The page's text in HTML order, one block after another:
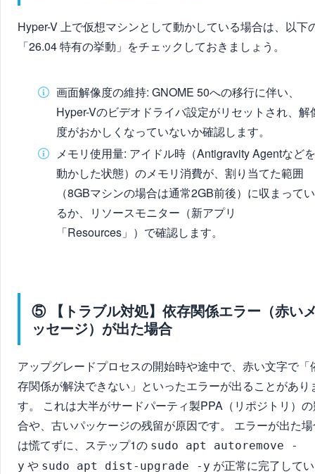
Hyper-V 上で仮想マシンとして動かしている場合は、以下
「26.04 特有の挙動」をチェックしておきましょう。
画面解像度の維持: GNOME 50への移行に伴い、
Hyper-Vのビデオドライバ設定がリセットされ、解
度がおかしくなっていないか確認します。
メモリ使用量: アイドル時（Antigravity Agentなどを
動かした状態）のメモリ消費が、割り当てた範囲
（8GBマシンの場合は通常2GB前後）に収まってい
るか、リソースモニター（新アプリ
「Resources」）で確認します。
⑤ 【トラブル対処】依存関係エラー（赤い
ッセージ）が出た場合
アップグレードプロセスの開始時や途中で、赤い文字で「
存関係が解決できない」といったエラーが出ることがあり
す。 これは大半がサードパーティ製PPA（リポジトリ）
合や、古いパッケージの残留が原因です。 エラーが出た
は慌てずに、ステップ1の sudo apt autoremove -
y や sudo apt dist-upgrade -y が正常に完了して